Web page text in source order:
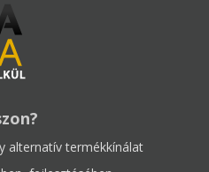
alternatív termékkínálat